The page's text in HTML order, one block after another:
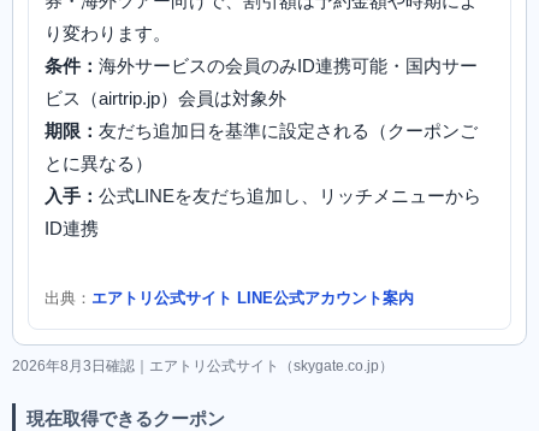
り変わります。
条件： 海外サービスの会員のみID連携可能・国内サー
ビス（airtrip.jp）会員は対象外
期限： 友だち追加日を基準に設定される（クーポンご
とに異なる）
入手： 公式LINEを友だち追加し、リッチメニューから
ID連携
出典： エアトリ公式サイト LINE公式アカウント案内
2026年8月3日確認｜エアトリ公式サイト（skygate.co.jp）
現在取得できるクーポン